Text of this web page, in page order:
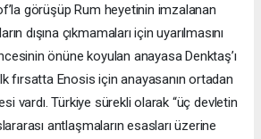
görüşüp Rum heyetinin imzalanan
dışına çıkmamaları için uyarılmasını
önüne koyulan anayasa Denktaş’ı
fırsatta Enosis için anayasanın ortadan
vardı. Türkiye sürekli olarak “üç devletin
antlaşmaların esasları üzerine